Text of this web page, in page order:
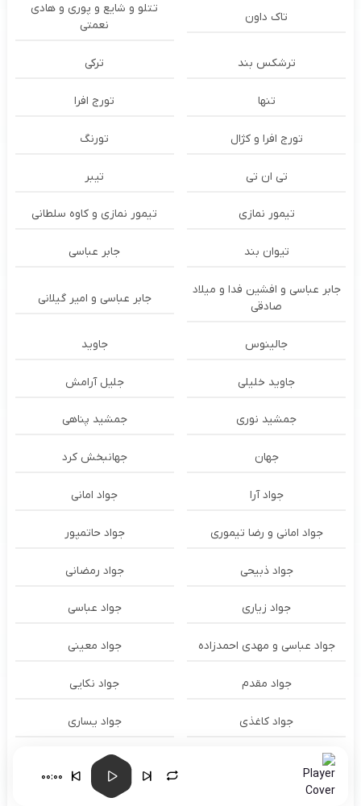
تاک داون
تتلو و شایع و پوری و هادی
نعمتی
ترشكس بند ترکی
تنها تورج افرا
تورج افرا و کژال تورنگ
تی ان تی تیبر
تیمور نمازی تیمور نمازی و کاوه سلطانی
تیوان بند جابر عباسی
جابر عباسی و افشین فدا و میلاد
صادقی
جابر عباسی و امیر گیلانی
جالینوس جاوید
جاوید خلیلی جلیل آرامش
جمشید نوری جمشید پناهی
جهان جهانبخش کرد
جواد آرا جواد امانی
جواد امانی و رضا تیموری جواد حاتمپور
جواد ذبیحی جواد رمضانی
جواد زیاری جواد عباسی
جواد عباسی و مهدی احمدزاده جواد معینی
جواد مقدم جواد نکایی
جواد کاغذی جواد یساری
جیگر مدیا حسین
حاتم لورایی و شایع و امیر تتلو
00:00